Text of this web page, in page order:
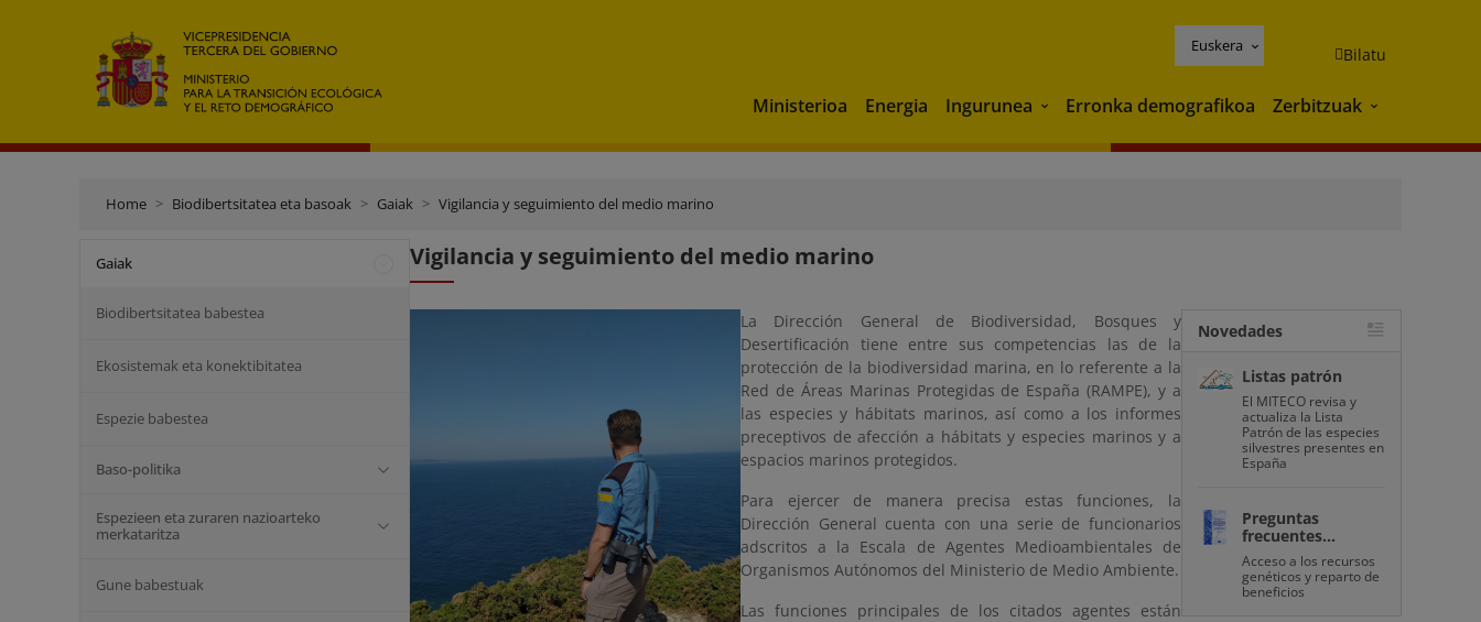
Euskera Bilatu
Ministerioa Energia Ingurunea Ingurunea
Erronka demografikoa Zerbitzuak Zerbitzuak
Home Biodibertsitatea eta basoak Gaiak Vigilancia y seguimiento del medio marino
Gaiak
Biodibertsitatea babestea
Ekosistemak eta konektibitatea
Espezie babestea
Baso-politika
Espezieen eta zuraren nazioarteko
merkataritza
Gune babestuak
Vigilancia y seguimiento del medio marino
La Dirección General de Biodiversidad, Bosques y
Desertificación tiene entre sus competencias las de la
protección de la biodiversidad marina, en lo referente a la
Red de Áreas Marinas Protegidas de España (RAMPE), y a
las especies y hábitats marinos, así como a los informes
preceptivos de afección a hábitats y especies marinos y a
espacios marinos protegidos.
Para ejercer de manera precisa estas funciones, la
Dirección General cuenta con una serie de funcionarios
adscritos a la Escala de Agentes Medioambientales de
Organismos Autónomos del Ministerio de Medio Ambiente.
Las funciones principales de los citados agentes están
Novedades
Listas patrón
El MITECO revisa y
actualiza la Lista
Patrón de las especies
silvestres presentes en
España
Preguntas
frecuentes...
Acceso a los recursos
genéticos y reparto de
beneficios